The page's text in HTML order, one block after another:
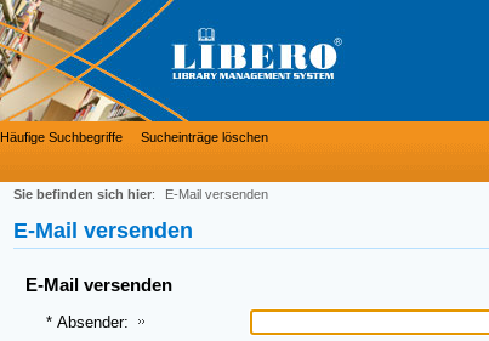
Häufige Suchbegriffe Sucheinträge löschen
Sie befinden sich hier: E-Mail versenden
E-Mail versenden
E-Mail versenden
* Absender: